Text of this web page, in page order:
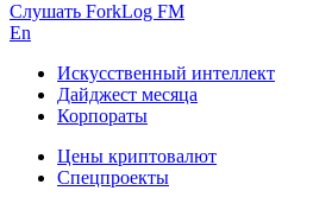
Слушать ForkLog FM
En
Искусственный интеллект
Дайджест месяца
Корпораты
Цены криптовалют
Спецпроекты